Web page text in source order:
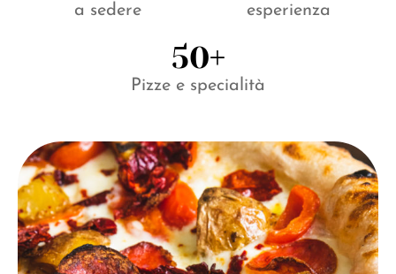
a sedere
esperienza
Pizze e specialità
50+